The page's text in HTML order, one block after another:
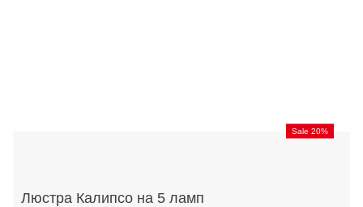
Sale 20%
Люстра Калипсо на 5 ламп